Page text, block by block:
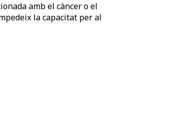
amb el càncer o el
la capacitat per al